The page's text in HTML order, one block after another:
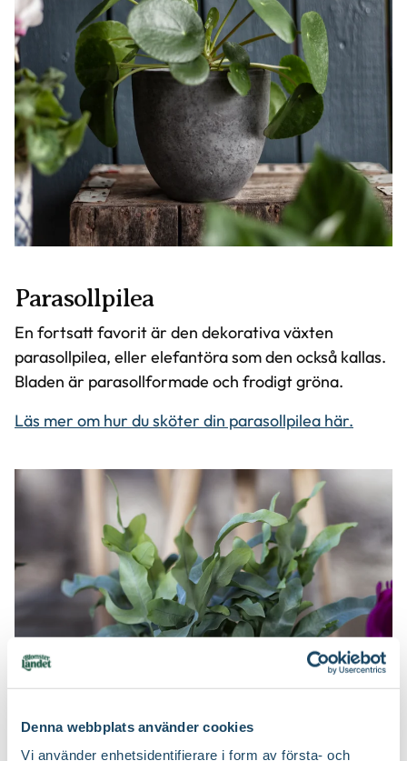
Denna webbplats använder cookies
Vi använder enhetsidentifierare i form av första- och
Parasollpilea
En fortsatt favorit är den dekorativa växten
parasollpilea, eller elefantöra som den också kallas.
Bladen är parasollformade och frodigt gröna.
Läs mer om hur du sköter din parasollpilea här.